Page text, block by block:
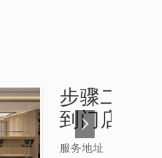
步骤二：
到门店
服务地址